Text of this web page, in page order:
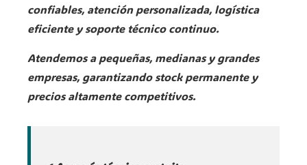
confiables, atención personalizada, logística
eficiente y soporte técnico continuo.
Atendemos a pequeñas, medianas y grandes
empresas, garantizando stock permanente y
precios altamente competitivos.